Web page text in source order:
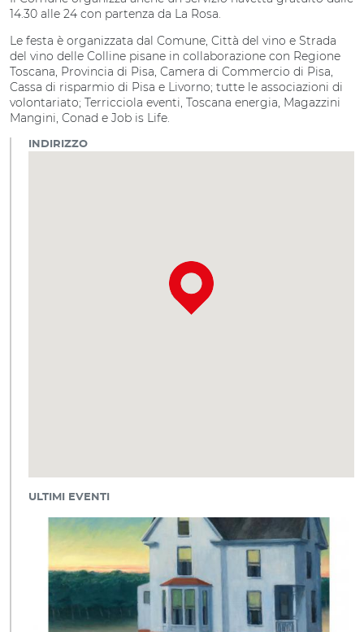
14.30 alle 24 con partenza da La Rosa.
Le festa è organizzata dal Comune, Città del vino e Strada
del vino delle Colline pisane in collaborazione con Regione
Toscana, Provincia di Pisa, Camera di Commercio di Pisa,
Cassa di risparmio di Pisa e Livorno; tutte le associazioni di
volontariato; Terricciola eventi, Toscana energia, Magazzini
Mangini, Conad e Job is Life.
INDIRIZZO
ULTIMI EVENTI